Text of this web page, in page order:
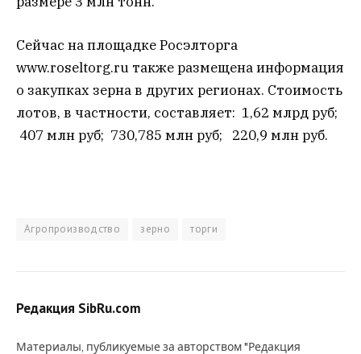
Сейчас на площадке Росэлторга
www.roseltorg.ru также размещена информация
о закупках зерна в других регионах. Стоимость
лотов, в частности, составляет: 1,62 млрд руб;
407 млн руб; 730,785 млн руб; 220,9 млн руб.
Агропроизводство зерно торги
Редакция SibRu.com
Материалы, публикуемые за авторством "Редакция